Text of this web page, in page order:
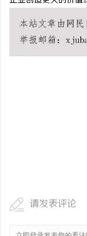
请发表评论